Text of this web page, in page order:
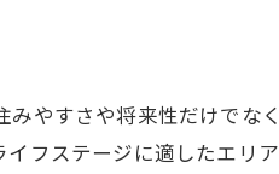
やすさや将来性だけでな
フステージに適したエリ